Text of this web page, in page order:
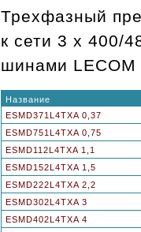
Трехфазный
к сети 3 x 400/
шинами LECOM
Название
ESMD371L4TXA 0,37
ESMD751L4TXA 0,75
ESMD112L4TXA 1,1
ESMD152L4TXA 1,5
ESMD222L4TXA 2,2
ESMD302L4TXA 3
ESMD402L4TXA 4